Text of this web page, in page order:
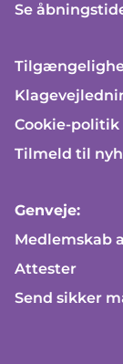
Se
Cookie-politik
Tilmeld til
Genveje:
Medlemskab
Attester
Send sikker